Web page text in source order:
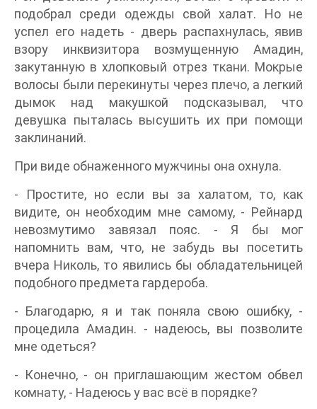
подобрал среди одежды свой халат. Но не
успел его надеть - дверь распахнулась, явив
взору инквизитора возмущенную Амадин,
закутанную в хлопковый отрез ткани. Мокрые
волосы были перекинуты через плечо, а легкий
дымок над макушкой подсказывал, что
девушка пыталась высушить их при помощи
заклинаний.
При виде обнаженного мужчины она охнула.
- Простите, но если вы за халатом, то, как
видите, он необходим мне самому, - Рейнард
невозмутимо завязал пояс. - Я бы мог
напомнить вам, что, не забудь вы посетить
вчера Николь, то явились бы обладательницей
подобного предмета гардероба.
- Благодарю, я и так поняла свою ошибку, -
процедила Амадин. - надеюсь, вы позволите
мне одеться?
- Конечно, - он приглашающим жестом обвел
комнату, - Надеюсь у вас всё в порядке?